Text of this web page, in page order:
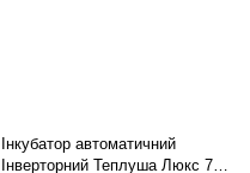
Інкубатор автоматичний
Інверторний Теплуша Люкс 72